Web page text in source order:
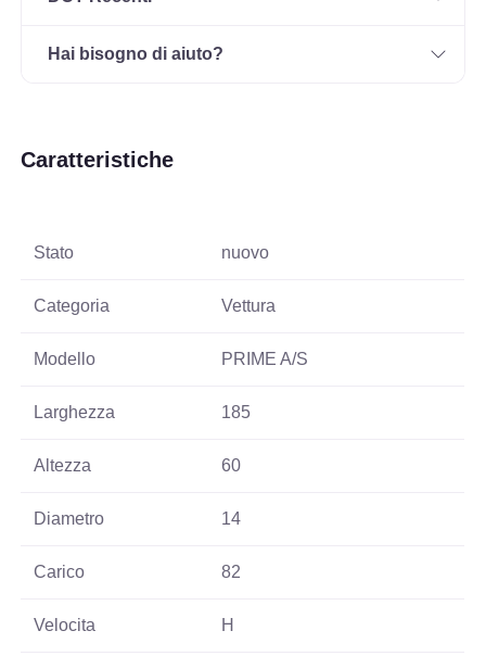
Hai bisogno di aiuto?
Caratteristiche
Stato nuovo
Categoria Vettura
Modello PRIME A/S
Larghezza 185
Altezza 60
Diametro 14
Carico 82
Velocita H